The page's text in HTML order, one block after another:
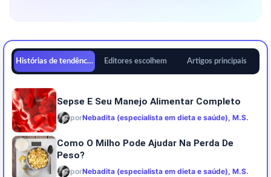
Histórias de tendências Editores escolhem Artigos principais
Sepse E Seu Manejo Alimentar Completo
porNebadita (especialista em dieta e saúde), M.S.
Como O Milho Pode Ajudar Na Perda De
Peso?
porNebadita (especialista em dieta e saúde), M.S.